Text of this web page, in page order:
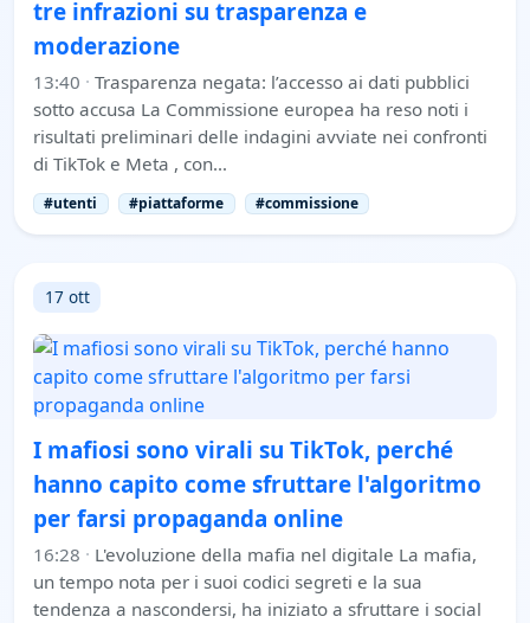
tre infrazioni su trasparenza e
moderazione
13:40 · Trasparenza negata: l’accesso ai dati pubblici
sotto accusa La Commissione europea ha reso noti i
risultati preliminari delle indagini avviate nei confronti
di TikTok e Meta , con…
#utenti #piattaforme #commissione
17 ott
I mafiosi sono virali su TikTok, perché
hanno capito come sfruttare l'algoritmo
per farsi propaganda online
16:28 · L'evoluzione della mafia nel digitale La mafia,
un tempo nota per i suoi codici segreti e la sua
tendenza a nascondersi, ha iniziato a sfruttare i social